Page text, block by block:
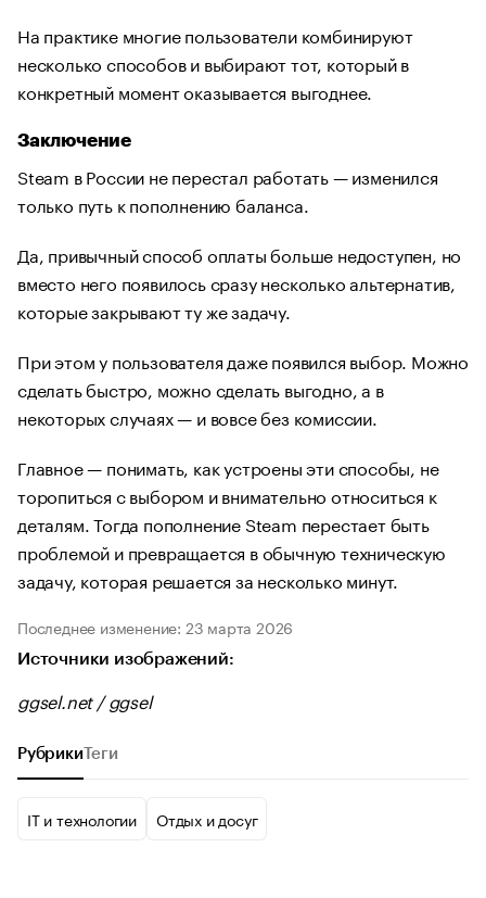
На практике многие пользователи комбинируют
несколько способов и выбирают тот, который в
конкретный момент оказывается выгоднее.
Заключение
Steam в России не перестал работать — изменился
только путь к пополнению баланса.
Да, привычный способ оплаты больше недоступен, но
вместо него появилось сразу несколько альтернатив,
которые закрывают ту же задачу.
При этом у пользователя даже появился выбор. Можно
сделать быстро, можно сделать выгодно, а в
некоторых случаях — и вовсе без комиссии.
Главное — понимать, как устроены эти способы, не
торопиться с выбором и внимательно относиться к
деталям. Тогда пополнение Steam перестает быть
проблемой и превращается в обычную техническую
задачу, которая решается за несколько минут.
Последнее изменение: 23 марта 2026
Источники изображений:
ggsel.net / ggsel
РубрикиТеги
IT и технологии Отдых и досуг